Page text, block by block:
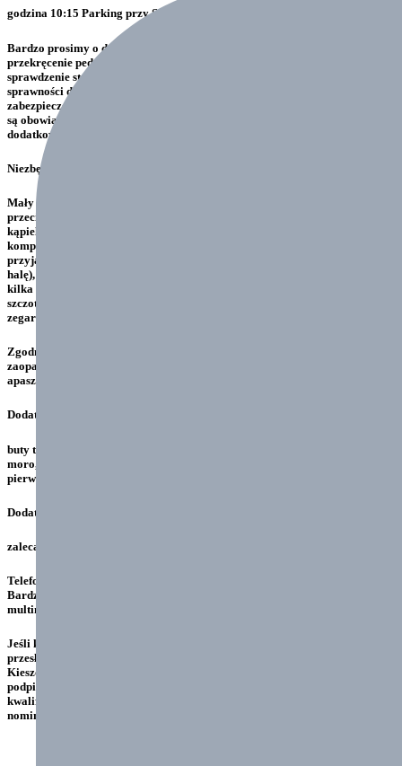
godzina 10:15 Parking przy Szkole Podstawowej w Jasienicy
Bardzo prosimy o dostarczenie rowerów na czas. W rowerkach prosimy o
przekręcenie pedał do środka oraz kierownicy na bok.
sprawdzenie stanu technicznego rowerów!
sprawności działania przerzutek itp.). Rowery w transporcie zostaną
zabezpieczone. Prosimy o dostarczenie również kasków z rowerami. Kaski
są obowiązkowe. Prosimy o zdemontowanie z roweru na czas podróży
dodatkowego osprzętu (liczników, lampek itp.).
Niezbędne rzeczy na obóz (dotyczy wszystkich grup)
Mały plecak na wycieczki rowerowe, dwie zapasowe dętki, kurtka
przeciwdeszczowa, rękawiczki na rower, ciepła bluza, polar, ręczniki,
kąpielówki, klapki, okularki, krem z filtrem, sprzęt na salę gimnastyczną,
komplet bielizny na każdy dzień, kieszonkowe (przekazujemy w dniu
przyjazdu opiekunom) strój sportowy (spodenki i koszulka, obuwie tylko na
halę), okulary przeciwsłoneczne, środek na komary, przybory toaletowe:
kilka ręczników, gąbka, mydło, pasta do zębów, szczoteczka, szampon,
szczotka, grzebień do włosów, ciekawy strój na dyskotekę przebieraną,
zegarek lub budzik.
Zgodnie z zaleceniami, każdy uczestnik wypoczynku powinien być
zaopatrzony w indywidualne środki ochrony ust i nosa (maseczka, buff,
apaszka),) oraz płyn do dezynfekcji rąk
Dodatkowo dla grupy survivalowej:
buty trekingowe, spodnie moro lub trekingowe, zegarek, bluza i koszulka
moro, latarka czołowa lub inna, 1 bandaż elastyczny i dziany do ćwiczeń
pierwszej pomocy.
Dodatkowo dla grupy windsurfingowej:
zalecana pianka, buty do wody
Telefony dzieci będą otrzymywały raz dziennie po obiedzie na 15 min.
Bardzo prosimy o nie dawanie żadnych dodatkowych urządzeń
multimedialnych dzieciom na obóz.
Jeśli ktoś z państwa nie dostarczył karty kwalifikacyjnej prosimy o nie
przesłanie jej już drogą emeil tylko spakowanie jej do torby dziecku.
Kieszonkowe dzieci przekazują w pierwszym dniu obozu instruktorom w
podpisanej kopercie razem z oswiadczeniem i ewentualnie kartę
kwalifikacyjną. Prosimy aby banknoty kieszonkowego były w drobnych
nominałach